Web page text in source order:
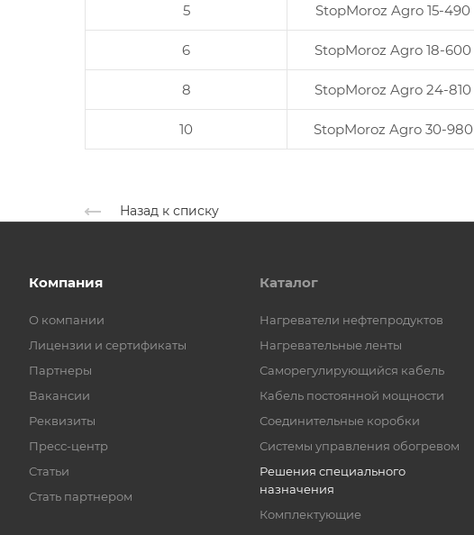
5 StopMoroz Agro 15-490
6 StopMoroz Agro 18-600
8 StopMoroz Agro 24-810
10 StopMoroz Agro 30-980
Назад к списку
Компания
О компании
Лицензии и сертификаты
Партнеры
Вакансии
Реквизиты
Пресс-центр
Статьи
Стать партнером
Каталог
Нагреватели нефтепродуктов
Нагревательные ленты
Саморегулирующийся кабель
Кабель постоянной мощности
Соединительные коробки
Системы управления обогревом
Решения специального
назначения
Комплектующие